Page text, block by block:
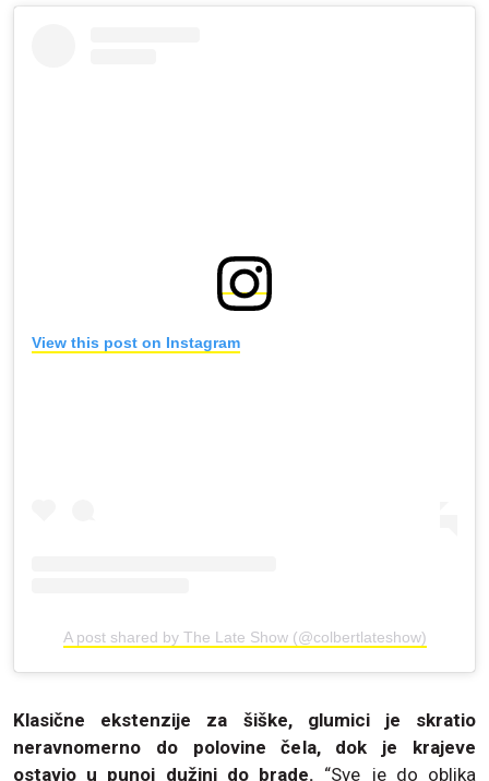
View this post on Instagram
A post shared by The Late Show (@colbertlateshow)
Klasične ekstenzije za šiške, glumici je skratio
neravnomerno do polovine čela, dok je krajeve
ostavio u punoj dužini do brade. “Sve je do oblika